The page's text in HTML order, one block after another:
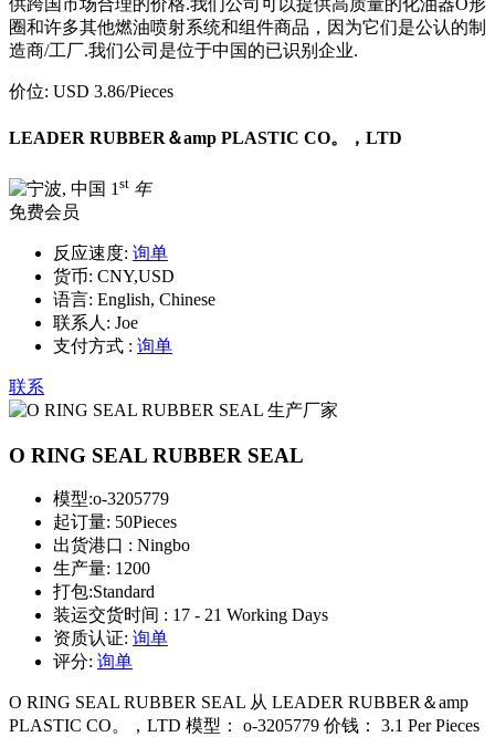
供跨国市场合理的价格.我们公司可以提供高质量的化油器O形
圈和许多其他燃油喷射系统和组件商品，因为它们是公认的制
造商/工厂.我们公司是位于中国的已识别企业.
价位: USD 3.86/Pieces
LEADER RUBBER＆amp PLASTIC CO。，LTD
1 st 年
免费会员
反应速度: 询单
货币: CNY,USD
语言: English, Chinese
联系人: Joe
支付方式 : 询单
联系
O RING SEAL RUBBER SEAL
模型:o-3205779
起订量: 50Pieces
出货港口 : Ningbo
生产量: 1200
打包:Standard
装运交货时间 : 17 - 21 Working Days
资质认证: 询单
评分: 询单
O RING SEAL RUBBER SEAL 从 LEADER RUBBER＆amp
PLASTIC CO。，LTD 模型： o-3205779 价钱： 3.1 Per Pieces